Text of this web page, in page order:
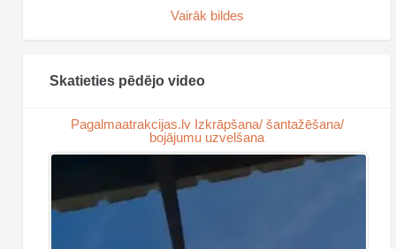
Vairāk bildes
Skatieties pēdējo video
Pagalmaatrakcijas.lv Izkrāpšana/ šantažēšana/
bojājumu uzvelšana